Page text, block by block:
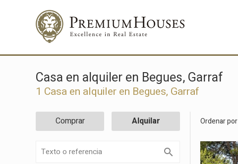
Casa en alquiler en Begues, Garraf
1 Casa en alquiler en Begues, Garraf
Comprar Alquilar Ordenar por